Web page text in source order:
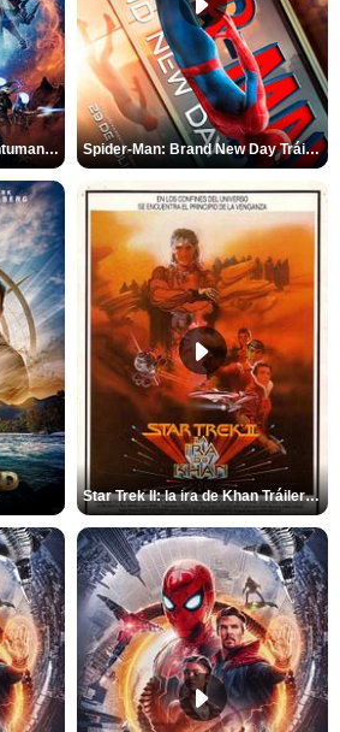
Ant-Man y la Avispa: Quantumanía Tráiler (2) Spider-Man: Brand New Day Tráiler (3)
Star Trek II: la ira de Khan Tráiler VO